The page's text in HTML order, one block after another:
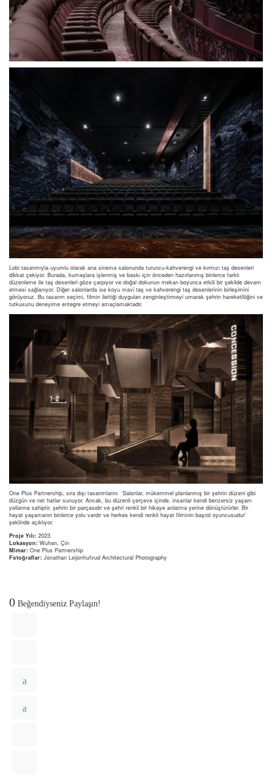
Lobi tasarımıyla uyumlu olarak ana sinema salonunda turuncu-kahverengi ve kırmızı taş desenleri
dikkat çekiyor. Burada, kumaşlara işlenmiş ve baskı için önceden hazırlanmış binlerce farklı
düzenleme ile taş desenleri göze çarpıyor ve doğal dokunun mekan boyunca etkili bir şekilde devam
etmesi sağlanıyor. Diğer salonlarda ise koyu mavi taş ve kahverengi taş desenlerinin birleşimini
görüyoruz. Bu tasarım seçimi, filmin ilettiği duyguları zenginleştirmeyi umarak şehrin hareketliliğini ve
tutkusunu deneyime entegre etmeyi amaçlamaktadır.
One Plus Partnership, sıra dışı tasarımlarını ‘Salonlar, mükemmel planlanmış bir şehrin düzeni gibi
düzgün ve net hatlar sunuyor. Ancak, bu düzenli çerçeve içinde, insanlar kendi benzersiz yaşam
yollarına sahiptir, şehrin bir parçasıdır ve şehri renkli bir hikaye anlatma yerine dönüştürürler. Bir
hayat yaşamanın binlerce yolu vardır ve herkes kendi renkli hayat filminin başrol oyuncusudur’
şeklinde açıklıyor.
Proje Yılı: 2023
Lokasyon: Wuhan, Çin
Mimar: One Plus Partnership
Fotoğraflar: Jonathan Leijonhufvud Architectural Photography
0 Beğendiyseniz Paylaşın!